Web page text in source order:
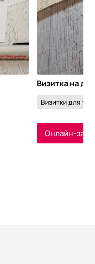
Визитка на
Визитки для
Онлайн-